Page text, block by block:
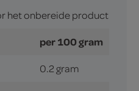
het onbereide product
per 100 gram
0.2 gram